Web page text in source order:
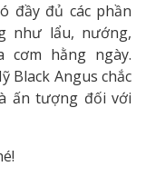
đầy đủ các phần
như lẩu, nướng,
cơm hằng ngày.
Black Angus chắc
ấn tượng đối với